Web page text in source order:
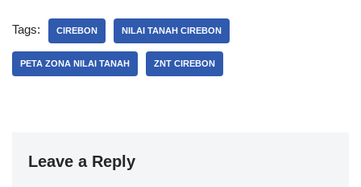
Tags: CIREBON NILAI TANAH CIREBON
PETA ZONA NILAI TANAH ZNT CIREBON
Leave a Reply